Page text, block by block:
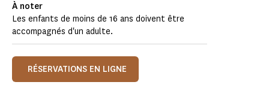
À noter
Les enfants de moins de 16 ans doivent être
accompagnés d'un adulte.
RÉSERVATIONS EN LIGNE